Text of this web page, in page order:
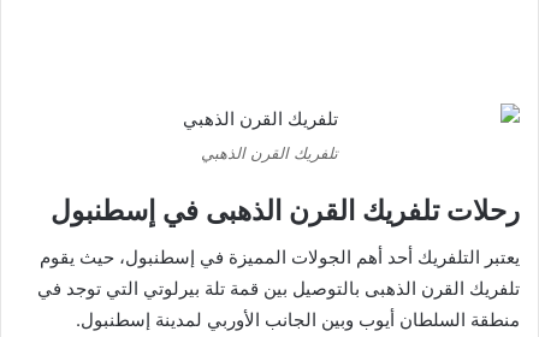
تلفريك القرن الذهبي
رحلات تلفريك القرن الذهبى في إسطنبول
يعتبر التلفريك أحد أهم الجولات المميزة في إسطنبول، حيث يقوم
تلفريك القرن الذهبى بالتوصيل بين قمة تلة بيرلوتي التي توجد في
منطقة السلطان أيوب وبين الجانب الأوربي لمدينة إسطنبول.